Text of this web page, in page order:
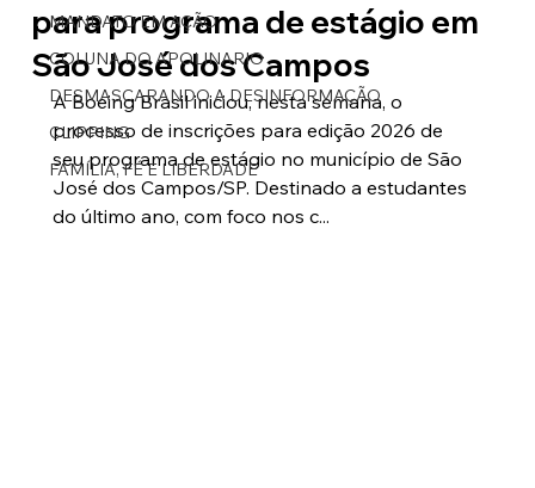
MANDATO EM AÇÃO
COLUNA DO APOLINARIO
DESMASCARANDO A DESINFORMAÇÃO
CLIPPING
FAMÍLIA, FÉ E LIBERDADE
para programa de estágio em
São José dos Campos
A Boeing Brasil iniciou, nesta semana, o
processo de inscrições para edição 2026 de
seu programa de estágio no município de São
José dos Campos/SP. Destinado a estudantes
do último ano, com foco nos c...